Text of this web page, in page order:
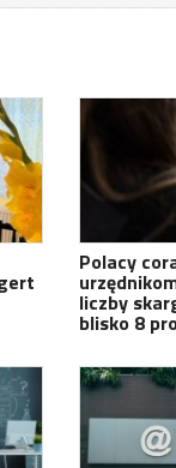
Polacy
liczby
blisko 8